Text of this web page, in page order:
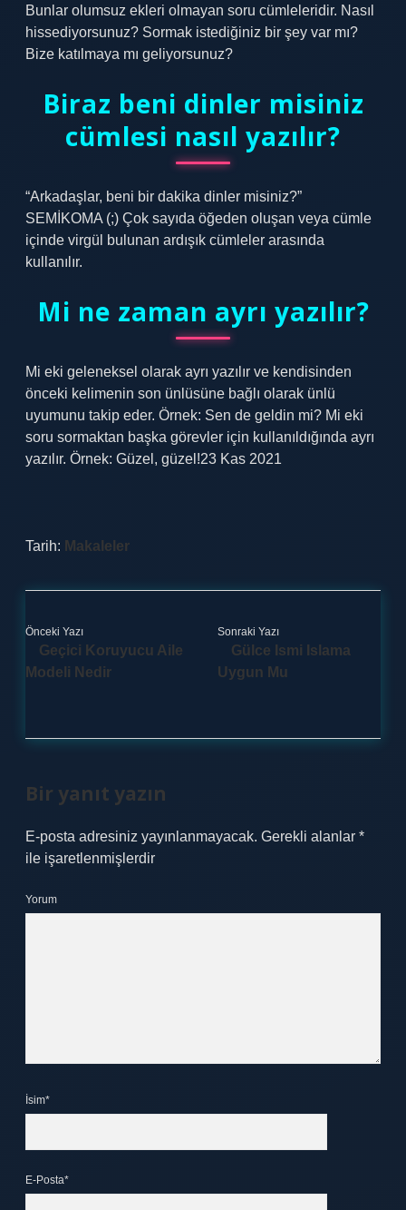
Bunlar olumsuz ekleri olmayan soru cümleleridir. Nasıl
hissediyorsunuz? Sormak istediğiniz bir şey var mı?
Bize katılmaya mı geliyorsunuz?
Biraz beni dinler misiniz
cümlesi nasıl yazılır?
“Arkadaşlar, beni bir dakika dinler misiniz?”
SEMİKOMA (;) Çok sayıda öğeden oluşan veya cümle
içinde virgül bulunan ardışık cümleler arasında
kullanılır.
Mi ne zaman ayrı yazılır?
Mi eki geleneksel olarak ayrı yazılır ve kendisinden
önceki kelimenin son ünlüsüne bağlı olarak ünlü
uyumunu takip eder. Örnek: Sen de geldin mi? Mi eki
soru sormaktan başka görevler için kullanıldığında ayrı
yazılır. Örnek: Güzel, güzel!23 Kas 2021
Tarih: Makaleler
Önceki Yazı
Geçici Koruyucu Aile
Modeli Nedir
Sonraki Yazı
Gülce Ismi Islama
Uygun Mu
Bir yanıt yazın
E-posta adresiniz yayınlanmayacak. Gerekli alanlar *
ile işaretlenmişlerdir
Yorum
İsim*
E-Posta*